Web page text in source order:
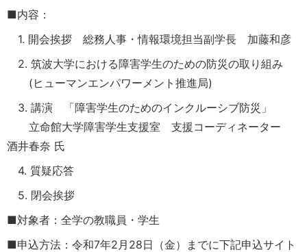
■内容：
1. 開会挨拶 総務人事・情報環境担当副学長 加藤和彦
2. 筑波大学における障害学生のための防災の取り組み
(ヒューマンエンパワーメント推進局)
3. 講演 「障害学生のためのインクルーシブ防災」
立命館大学障害学生支援室 支援コーディネーター
酒井春奈 氏
4. 質疑応答
5. 閉会挨拶
■対象者：全学の教職員・学生
■申込方法：令和7年2月28日（金）までに下記申込サイト